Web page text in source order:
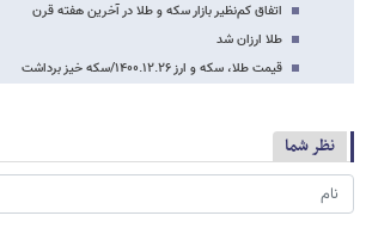
اتفاق کم‌نظیر بازار سکه و طلا در آخرین هفته قرن
طلا ارزان شد
قیمت طلا، سکه و ارز ۱۴۰۰.۱۲.۲۶/سکه خیز برداشت
نظر شما